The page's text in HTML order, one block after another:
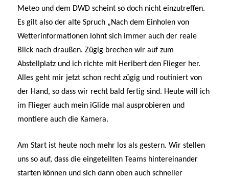
Meteo und dem DWD scheint so doch nicht einzutreffen.
Es gilt also der alte Spruch „Nach dem Einholen von
Wetterinformationen lohnt sich immer auch der reale
Blick nach draußen. Zügig brechen wir auf zum
Abstellplatz und ich richte mit Heribert den Flieger her.
Alles geht mir jetzt schon recht zügig und routiniert von
der Hand, so dass wir recht bald fertig sind. Heute will ich
im Flieger auch mein iGlide mal ausprobieren und
montiere auch die Kamera.
Am Start ist heute noch mehr los als gestern. Wir stellen
uns so auf, dass die eingeteilten Teams hintereinander
starten können und sich dann oben auch schneller